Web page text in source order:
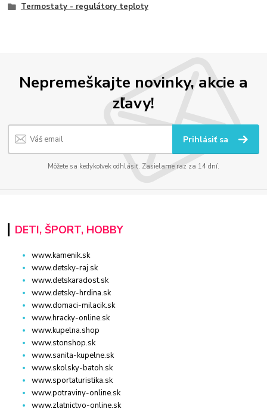
Termostaty - regulátory teploty
Nepremeškajte novinky, akcie a
zľavy!
Prihlásiť sa
Môžete sa kedykoľvek odhlásiť. Zasielame raz za 14 dní.
DETI, ŠPORT, HOBBY
www.kamenik.sk
www.detsky-raj.sk
www.detskaradost.sk
www.detsky-hrdina.sk
www.domaci-milacik.sk
www.hracky-online.sk
www.kupelna.shop
www.stonshop.sk
www.sanita-kupelne.sk
www.skolsky-batoh.sk
www.sportaturistika.sk
www.potraviny-online.sk
www.zlatnictvo-online.sk